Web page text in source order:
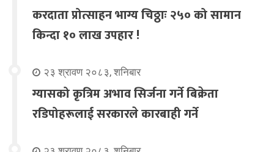
करदाता प्रोत्साहन भाग्य चिठ्ठाः २५० को सामान
किन्दा १० लाख उपहार !
२३ श्रावण २०८३, शनिबार
ग्यासको कृत्रिम अभाव सिर्जना गर्ने बिक्रेता
रडिपोहरूलाई सरकारले कारबाही गर्ने